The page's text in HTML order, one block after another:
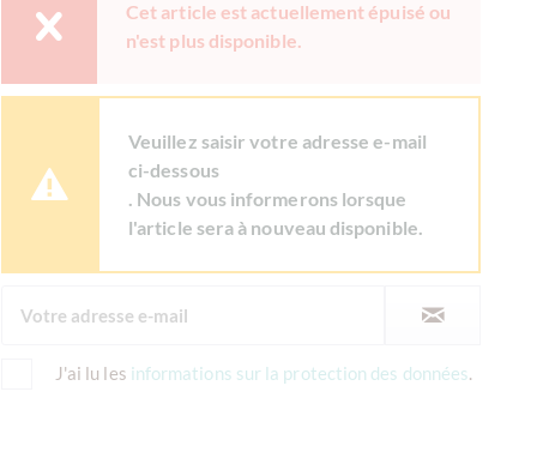
Cet article est actuellement épuisé ou
n'est plus disponible.
Veuillez saisir votre adresse e-mail
ci-dessous
. Nous vous informerons lorsque
l'article sera à nouveau disponible.
J'ai lu les informations sur la protection des données.